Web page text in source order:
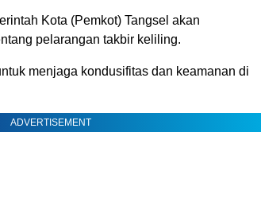
Kota (Pemkot) Tangsel akan
pelarangan takbir keliling.
menjaga kondusifitas dan keamanan di
ADVERTISEMENT